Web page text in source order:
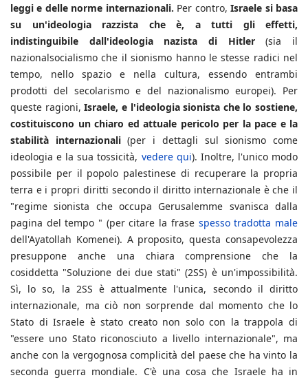
leggi e delle norme internazionali. Per contro,Israele si basa
su un'ideologia razzista che è, a tutti gli effetti,
indistinguibile dall'ideologia nazista di Hitler(sia il
nazionalsocialismo che il sionismo hanno le stesse radici nel
tempo, nello spazio e nella cultura, essendo entrambi
prodotti del secolarismo e del nazionalismo europei). Per
queste ragioni,Israele, e l'ideologia sionista che lo sostiene,
costituiscono un chiaro ed attuale pericolo per la pace e la
stabilità internazionali(per i dettagli sul sionismo come
ideologia e la sua tossicità, vedere qui). Inoltre, l'unico modo
possibile per il popolo palestinese di recuperare la propria
terra e i propri diritti secondo il diritto internazionale è che il
"regime sionista che occupa Gerusalemme svanisca dalla
pagina del tempo " (per citare la frase spesso tradotta male
dell'Ayatollah Komenei). A proposito, questa consapevolezza
presuppone anche una chiara comprensione che la
cosiddetta "Soluzione dei due stati" (2SS) è un'impossibilità.
Sì, lo so, la 2SS è attualmente l'unica, secondo il diritto
internazionale, ma ciò non sorprende dal momento che lo
Stato di Israele è stato creato non solo con la trappola di
"essere uno Stato riconosciuto a livello internazionale", ma
anche con la vergognosa complicità del paese che ha vinto la
seconda guerra mondiale. C'è una cosa che Israele ha in